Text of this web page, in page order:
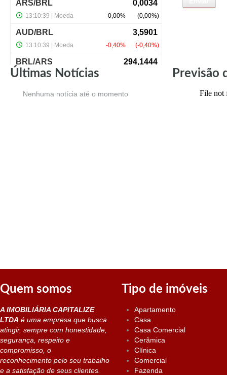
Últimas Notícias
Nenhuma notícia até o momento
Previsão
Quem somos
A IMOBILIÁRIA CAPITALIZE
LTDA é uma empresa que busca
atingir, sempre com honestidade,
segurança, respeito e
compromisso, o
reconhecimento pelo seu trabalho
e a satisfação de seus clientes.
Tipo de imóveis
Apartamento
Casa
Casa Comercial
Cerâmica
Clínica
Comercial
Fazenda